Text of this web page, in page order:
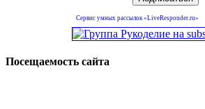
Сервис умных рассылок «LiveResponder.ru»
Посещаемость сайта